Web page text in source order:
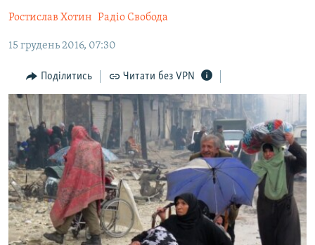
основної
Перейти
пошуку
БЛОГИ
ПОГЛЯД
ІНТЕРВ'Ю
ВСЕ ЗА ДЕНЬ
СПЕЦПРОЕКТИ
ДЕПОРТАЦІЯ
ВІДЕОУРОКИ «ELIFBE»
СВІДЧЕННЯ ОКУПАЦІЇ
УКРАЇНСЬКА ПРОБЛЕМА КРИМУ
ЯК ОБІЙТИ БЛОКУВАННЯ
Русский
Qırımtatar
Ростислав Хотин Радіо Свобода
15 грудень 2016, 07:30
Поділитись Читати без VPN